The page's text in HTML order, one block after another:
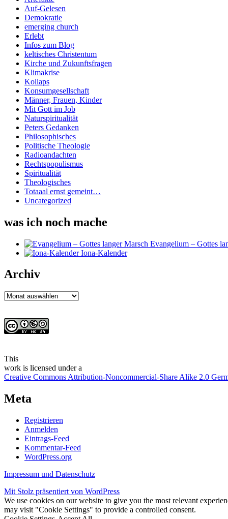
Auf-Gelesen
Demokratie
emerging church
Erlebt
Infos zum Blog
keltisches Christentum
Kirche und Zukunftsfragen
Klimakrise
Kollaps
Konsumgesellschaft
Männer, Frauen, Kinder
Mit Gott im Job
Naturspiritualität
Peters Gedanken
Philosophisches
Politische Theologie
Radioandachten
Rechtspopulismus
Spiritualität
Theologisches
Totaaal ernst gemeint…
Uncategorized
was ich noch mache
Evangelium – Gottes
Iona-Kalender
Archiv
Archiv
This
work is licensed under a
Creative Commons Attribution-Noncommercial-Share Alike 2.0
Meta
Registrieren
Anmelden
Eintrags-Feed
Kommentar-Feed
WordPress.org
Impressum und Datenschutz
Mit Stolz präsentiert von WordPress
We use cookies on our website to give you the most relevant
may visit "Cookie Settings" to provide a controlled consent.